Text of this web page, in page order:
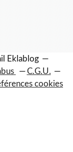
Eklablog
C.G.U.
cookies